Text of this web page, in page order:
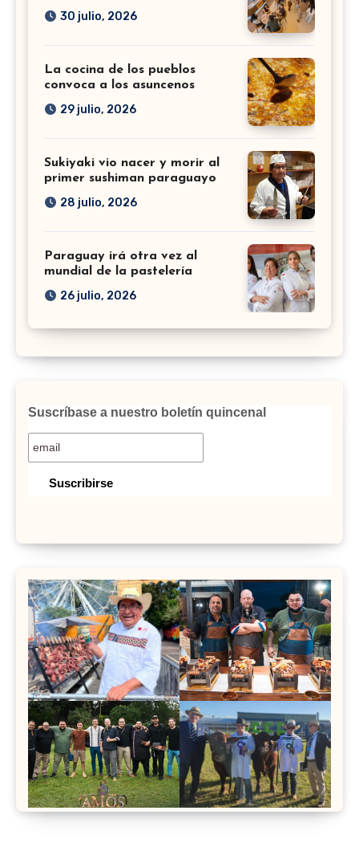
30 julio, 2026
La cocina de los pueblos
convoca a los asuncenos
29 julio, 2026
Sukiyaki vio nacer y morir al
primer sushiman paraguayo
28 julio, 2026
Paraguay irá otra vez al
mundial de la pastelería
26 julio, 2026
Suscríbase a nuestro boletín quincenal